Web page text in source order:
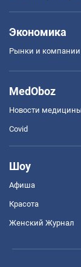
Экономика
Рынки и компании
MedOboz
Новости медицины
Covid
Шоу
Афиша
Красота
Женский Журнал